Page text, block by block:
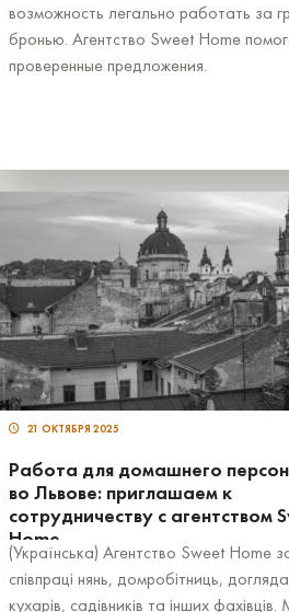
возможность легально работать за
бронью. Агентство Sweet Home
проверенные предложения.
21 ОКТЯБРЯ 2025
Работа для домашнего
во Львове: приглашаем к
сотрудничеству с агентством
Home
(Українська) Агентство Sweet Home
співпраці нянь, домробітниць,
кухарів, садівників та інших фахівців.